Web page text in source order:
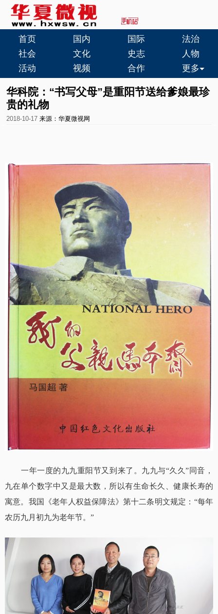
首页 国内 国际
法治
社会
文化 史志
人物
活动
视频 合作 更多
华科院：“书写父母”是重阳节送给爹娘最珍
贵的礼物
2018-10-17 来源：华夏微视网
一年一度的九九重阳节又到来了。九九与“久久”同音，
九在单个数字中又是最大数，所以有生命长久、健康长寿的
寓意。我国《老年人权益保障法》第十二条明文规定：“每年
农历九月初九为老年节。”